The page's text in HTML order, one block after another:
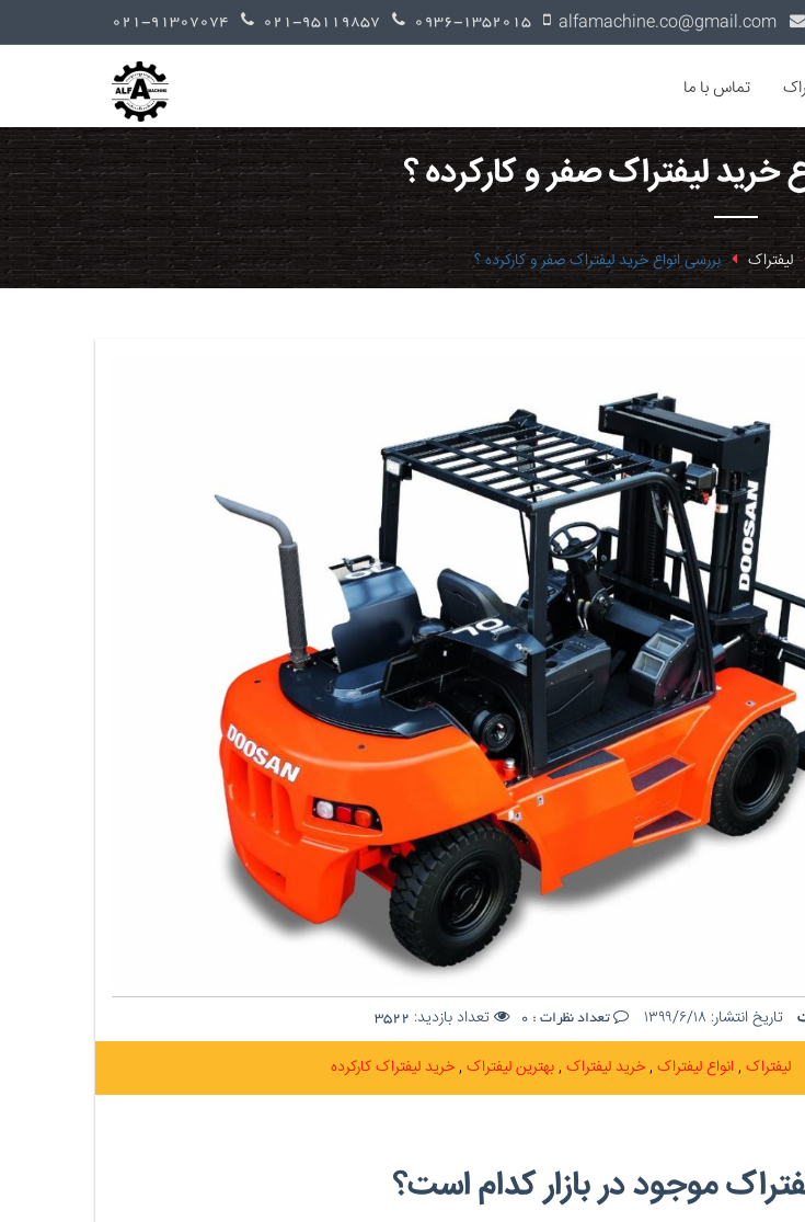
تماس با ما
خرید لیفتراک صفر و کارکرده ؟
لیفتراک بررسی انواع خرید لیفتراک صفر و کارکرده ؟
تاریخ انتشار: ۱۳۹۹/۶/۱۸ تعداد نظرات : 0 تعداد بازدید: 3522
لیفتراک انواع لیفتراک خرید لیفتراک بهترین لیفتراک خرید لیفتراک کارکرده
موجود در بازار کدام است؟